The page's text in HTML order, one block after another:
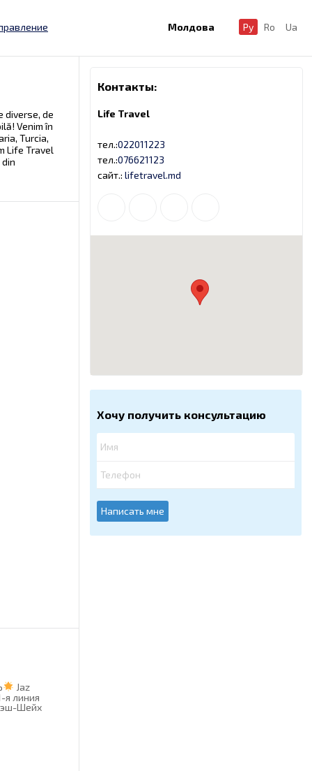
Молдова Ру Ro Ua
diverse, de
Venim în
Turcia,
Life Travel
Jaz
я линия
Шейх
Контакты:
Life Travel
тел.:022011223
тел.:076621123
сайт.: lifetravel.md
Хочу получить консультацию
Написать мне